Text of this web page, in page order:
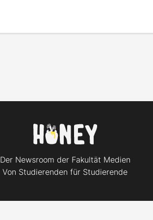
Der Newsroom der Fakultät Medien
Von Studierenden für Studierende